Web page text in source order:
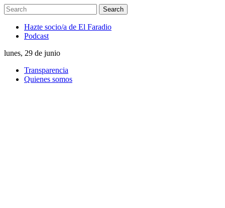
Hazte socio/a de El Faradio
Podcast
lunes, 29 de junio
Transparencia
Quienes somos